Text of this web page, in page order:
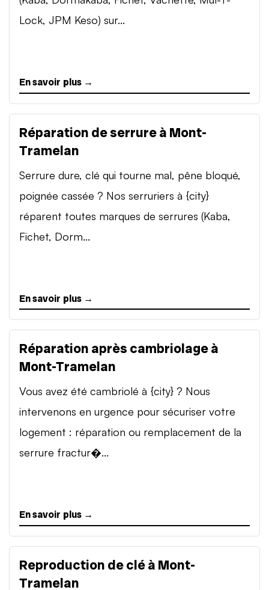
Lock, JPM Keso) sur...
En savoir plus →
Réparation de serrure à Mont-
Tramelan
Serrure dure, clé qui tourne mal, pêne bloqué,
poignée cassée ? Nos serruriers à {city}
réparent toutes marques de serrures (Kaba,
Fichet, Dorm...
En savoir plus →
Réparation après cambriolage à
Mont-Tramelan
Vous avez été cambriolé à {city} ? Nous
intervenons en urgence pour sécuriser votre
logement : réparation ou remplacement de la
serrure fractur�...
En savoir plus →
Reproduction de clé à Mont-
Tramelan